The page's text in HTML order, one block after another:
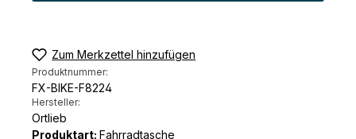
Zum Merkzettel hinzufügen
Produktnummer:
FX-BIKE-F8224
Hersteller:
Ortlieb
Produktart: Fahrradtasche